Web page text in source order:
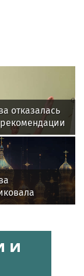
отказалась
новой
в
и